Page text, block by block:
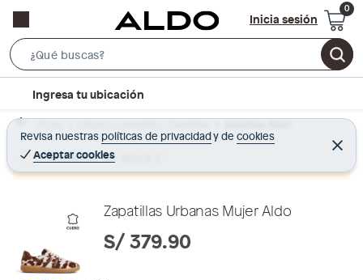
Inicia sesión
e
r
c
B
r
c
t
Ingresa tu ubicación
Revisa nuestras políticas de privacidadyde cookies
Aceptar cookies
C
e
r
Home Calzado y zapatillas - Zapatillas Zapatillas Mujer
Producto sin stock :(
Zapatillas Urbanas Mujer Aldo
S/ 379.90